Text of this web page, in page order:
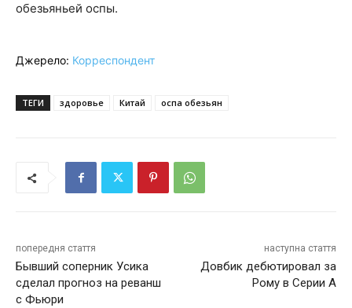
обезьяньей оспы.
Джерело: Корреспондент
ТЕГИ здоровье Китай оспа обезьян
попередня стаття
Бывший соперник Усика
сделал прогноз на реванш
с Фьюри
наступна стаття
Довбик дебютировал за
Рому в Серии А